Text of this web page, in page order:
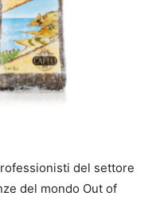
del settore
del mondo Out of